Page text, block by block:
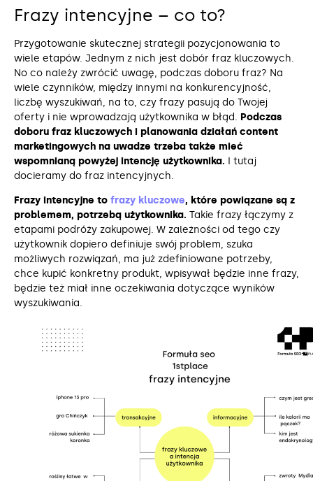
Frazy intencyjne – co to?
Przygotowanie skutecznej strategii pozycjonowania to
wiele etapów. Jednym z nich jest dobór fraz kluczowych.
No co należy zwrócić uwagę, podczas doboru fraz? Na
wiele czynników, między innymi na konkurencyjność,
liczbę wyszukiwań, na to, czy frazy pasują do Twojej
oferty i nie wprowadzają użytkownika w błąd. Podczas
doboru fraz kluczowych i planowania działań content
marketingowych na uwadze trzeba także mieć
wspomnianą powyżej intencję użytkownika. I tutaj
docieramy do fraz intencyjnych.
Frazy intencyjne to frazy kluczowe, które powiązane są z
problemem, potrzebą użytkownika. Takie frazy łączymy z
etapami podróży zakupowej. W zależności od tego czy
użytkownik dopiero definiuje swój problem, szuka
możliwych rozwiązań, ma już zdefiniowane potrzeby,
chce kupić konkretny produkt, wpisywał będzie inne frazy,
będzie też miał inne oczekiwania dotyczące wyników
wyszukiwania.